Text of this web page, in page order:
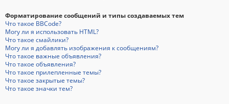
Форматирование сообщений и типы создаваемых тем
Что такое BBCode?
Могу ли я использовать HTML?
Что такое смайлики?
Могу ли я добавлять изображения к сообщениям?
Что такое важные объявления?
Что такое объявления?
Что такое прилепленные темы?
Что такое закрытые темы?
Что такое значки тем?